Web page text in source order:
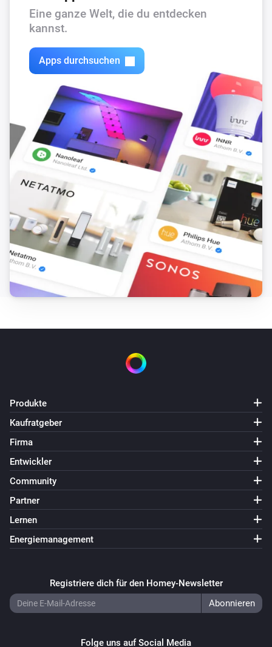
Eine ganze Welt, die du entdecken
kannst.
Apps durchsuchen
Produkte
Kaufratgeber
Firma
Entwickler
Community
Partner
Lernen
Energiemanagement
Registriere dich für den Homey-Newsletter
Folge uns auf Social Media